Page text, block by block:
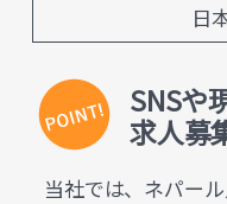
日
SNSや
求人募
当社では、ネパー